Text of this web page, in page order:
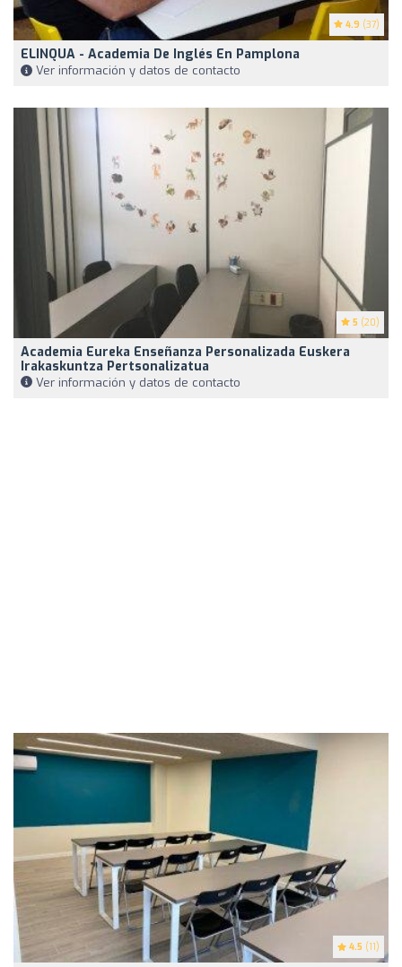
4.9 (37)
ELINQUA - Academia De Inglés En Pamplona
Ver información y datos de contacto
5 (20)
Academia Eureka Enseñanza Personalizada Euskera
Irakaskuntza Pertsonalizatua
Ver información y datos de contacto
4.5 (11)